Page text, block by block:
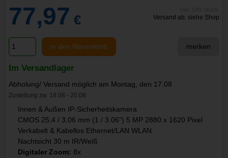
77,97 € Versand ab: siehe Shop
in den Warenkorb merken
Im Versandlager
Abholung/ Versand möglich am Montag, den 17.08
Zustellung zw. 18.08 - 20.08
Innen & Außen IP-Sicherheitskamera
CMOS 25,4 / 3,06 mm (1 / 3.06") 5 MP 2880 x 1620 Pixel
Verkabelt & Kabellos Ethernet/LAN WLAN
Nachtsicht 30 m IR/Weiß
Digitaler Zoom: 8x